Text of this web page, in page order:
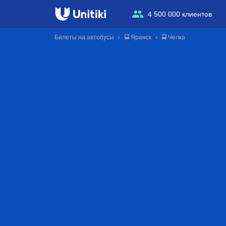
4 500 000 клиентов
Билеты на автобусы 🚍 Яранск 🚍 Челка